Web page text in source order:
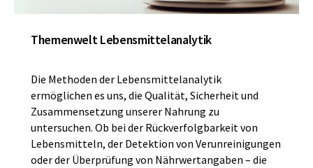
Themenwelt Lebensmittelanalytik
Die Methoden der Lebensmittelanalytik
ermöglichen es uns, die Qualität, Sicherheit und
Zusammensetzung unserer Nahrung zu
untersuchen. Ob bei der Rückverfolgbarkeit von
Lebensmitteln, der Detektion von Verunreinigungen
oder der Überprüfung von Nährwertangaben – die